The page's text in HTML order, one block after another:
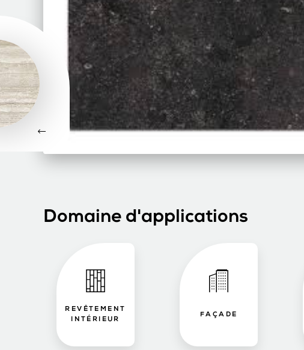
Domaine d'applications
REVÊTEMENT
INTÉRIEUR
FAÇADE